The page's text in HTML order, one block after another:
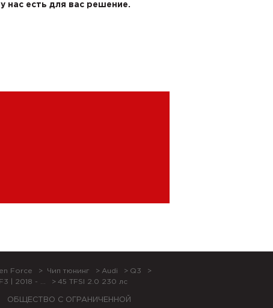
нас есть для вас решение.
Force Чип тюнинг Audi
Q3
F3 | 2018 - ...
45 TFSI 2.0 230 лс
ОБЩЕСТВО С ОГРАНИЧЕННОЙ